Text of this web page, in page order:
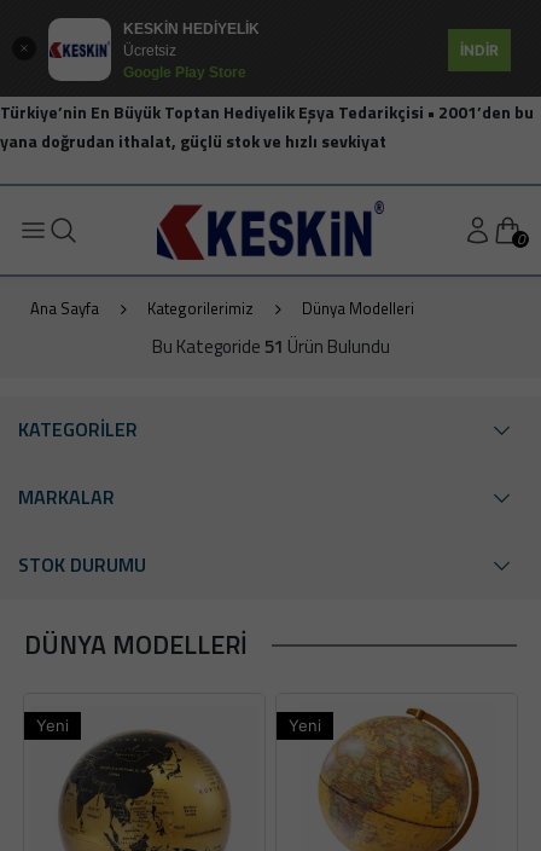
KESKİN HEDİYELİK
Ücretsiz
Google Play Store
İNDİR
Türkiye’nin En Büyük Toptan Hediyelik Eşya Tedarikçisi • 2001’den bu
yana doğrudan ithalat, güçlü stok ve hızlı sevkiyat
0
Ana Sayfa Kategorilerimiz Dünya Modelleri
Bu Kategoride 51 Ürün Bulundu
KATEGORİLER
MARKALAR
STOK DURUMU
DÜNYA MODELLERI
Yeni Yeni